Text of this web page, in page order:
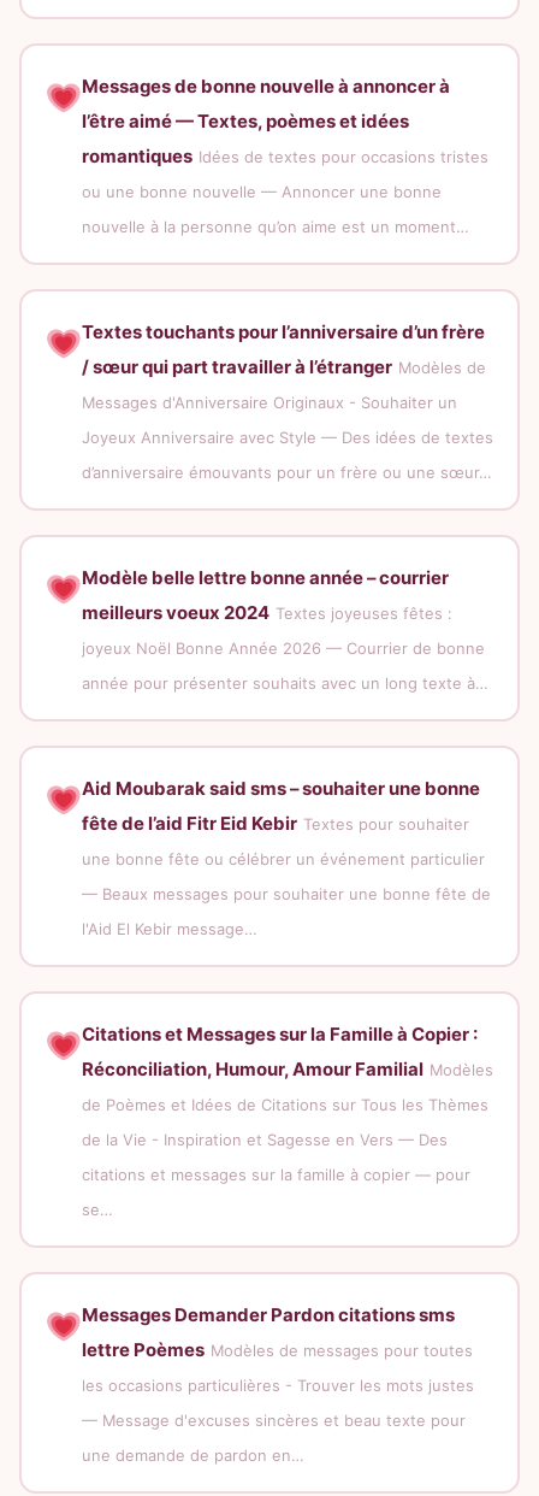
Messages de bonne nouvelle à annoncer à
l’être aimé — Textes, poèmes et idées
romantiques Idées de textes pour occasions tristes
ou une bonne nouvelle — Annoncer une bonne
nouvelle à la personne qu’on aime est un moment…
Textes touchants pour l’anniversaire d’un frère
/ sœur qui part travailler à l’étranger Modèles de
Messages d'Anniversaire Originaux - Souhaiter un
Joyeux Anniversaire avec Style — Des idées de textes
d’anniversaire émouvants pour un frère ou une sœur…
Modèle belle lettre bonne année – courrier
meilleurs voeux 2024 Textes joyeuses fêtes :
joyeux Noël Bonne Année 2026 — Courrier de bonne
année pour présenter souhaits avec un long texte à…
Aid Moubarak said sms – souhaiter une bonne
fête de l’aid Fitr Eid Kebir Textes pour souhaiter
une bonne fête ou célébrer un événement particulier
— Beaux messages pour souhaiter une bonne fête de
l'Aid El Kebir message…
Citations et Messages sur la Famille à Copier :
Réconciliation, Humour, Amour Familial Modèles
de Poèmes et Idées de Citations sur Tous les Thèmes
de la Vie - Inspiration et Sagesse en Vers — Des
citations et messages sur la famille à copier — pour
se…
Messages Demander Pardon citations sms
lettre Poèmes Modèles de messages pour toutes
les occasions particulières - Trouver les mots justes
— Message d'excuses sincères et beau texte pour
une demande de pardon en…